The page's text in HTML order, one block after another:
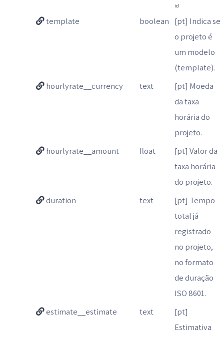
id
template boolean [pt] Indica se
o projeto é
um modelo
(template).
hourlyrate__currency
text
[pt] Moeda
da taxa
horária do
projeto.
hourlyrate__amount
float
[pt] Valor da
taxa horária
do projeto.
duration
text
[pt] Tempo
total já
registrado
no projeto,
no formato
de duração
ISO 8601.
estimate__estimate
text
[pt]
Estimativa